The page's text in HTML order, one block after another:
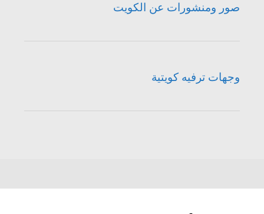
صور ومنشورات عن الكويت
وجهات ترفيه كويتية